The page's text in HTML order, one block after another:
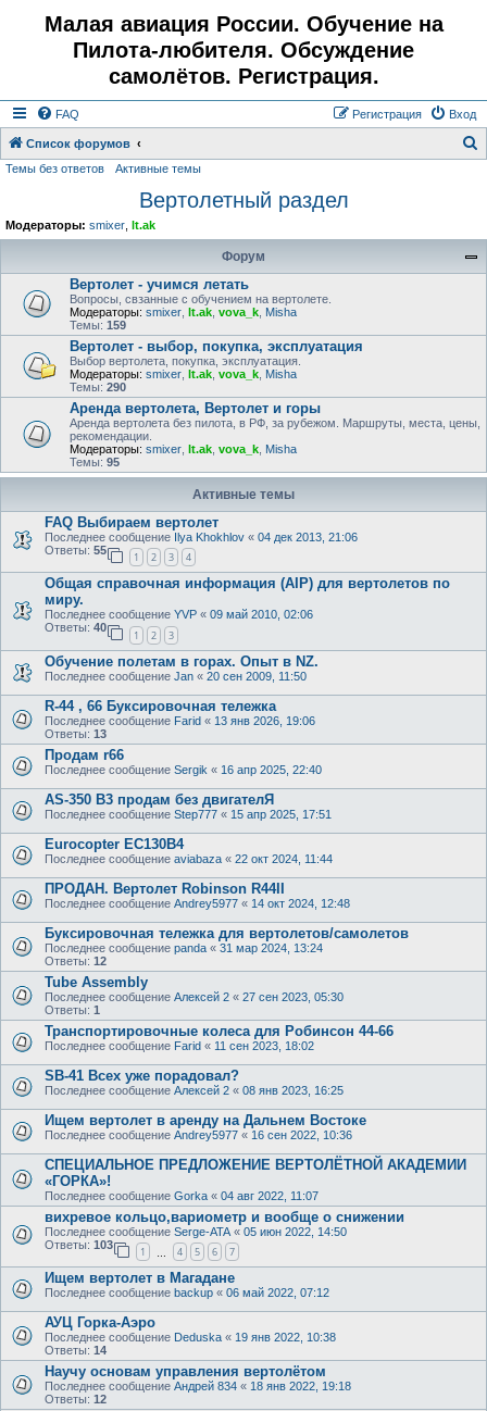
Малая авиация России. Обучение на
Пилота-любителя. Обсуждение
самолётов. Регистрация.
FAQ Вход
Регистрация
Список форумов
Темы без ответов Активные темы
Вертолетный раздел
Модераторы: smixer lt.ak
Форум
Вертолет - учимся летать
Вопросы, свзанные с обучением на вертолете.
Модераторы: smixer lt.ak vova_k Misha
Темы: 159
Вертолет - выбор, покупка, эксплуатация
Выбор вертолета, покупка, эксплуатация.
Модераторы: smixer lt.ak vova_k Misha
Темы: 290
Аренда вертолета, Вертолет и горы
Аренда вертолета без пилота, в РФ, за рубежом. Маршруты, места, цены,
рекомендации.
Модераторы: smixer lt.ak vova_k Misha
Темы: 95
Активные темы
FAQ Выбираем вертолет
Последнее сообщение Ilya Khokhlov « 04 дек 2013, 21:06
Ответы: 55
1 2 3 4
Общая справочная информация (AIP) для вертолетов по
миру.
Последнее сообщение YVP « 09 май 2010, 02:06
Ответы: 40
1 2 3
Обучение полетам в горах. Опыт в NZ.
Последнее сообщение Jan « 20 сен 2009, 11:50
R-44 , 66 Буксировочная тележка
Последнее сообщение Farid « 13 янв 2026, 19:06
Ответы: 13
Продам r66
Последнее сообщение Sergik « 16 апр 2025, 22:40
AS-350 B3 продам без двигателЯ
Последнее сообщение Step777 « 15 апр 2025, 17:51
Eurocopter EC130B4
Последнее сообщение aviabaza « 22 окт 2024, 11:44
ПРОДАН. Вертолет Robinson R44II
Последнее сообщение Andrey5977 « 14 окт 2024, 12:48
Буксировочная тележка для вертолетов/самолетов
Последнее сообщение panda « 31 мар 2024, 13:24
Ответы: 12
Tube Assembly
Последнее сообщение Алексей 2 « 27 сен 2023, 05:30
Ответы: 1
Транспортировочные колеса для Робинсон 44-66
Последнее сообщение Farid « 11 сен 2023, 18:02
SB-41 Всех уже порадовал?
Последнее сообщение Алексей 2 « 08 янв 2023, 16:25
Ищем вертолет в аренду на Дальнем Востоке
Последнее сообщение Andrey5977 « 16 сен 2022, 10:36
СПЕЦИАЛЬНОЕ ПРЕДЛОЖЕНИЕ ВЕРТОЛЁТНОЙ АКАДЕМИИ
«ГОРКА»!
Последнее сообщение Gorka « 04 авг 2022, 11:07
вихревое кольцо,вариометр и вообще о снижении
Последнее сообщение Serge-ATA « 05 июн 2022, 14:50
Ответы: 103
1 4 5 6 7
Ищем вертолет в Магадане
Последнее сообщение backup « 06 май 2022, 07:12
АУЦ Горка-Аэро
Последнее сообщение Deduska « 19 янв 2022, 10:38
Ответы: 14
Научу основам управления вертолётом
Последнее сообщение Андрей 834 « 18 янв 2022, 19:18
Ответы: 12